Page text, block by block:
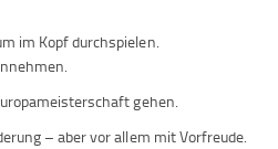
im Kopf durchspielen.
gehen.
– aber vor allem mit Vorfreude.